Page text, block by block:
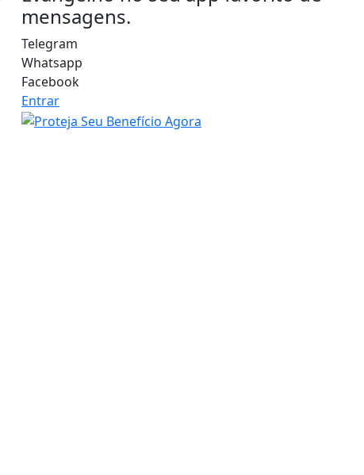
mensagens.
Telegram
Whatsapp
Facebook
Entrar